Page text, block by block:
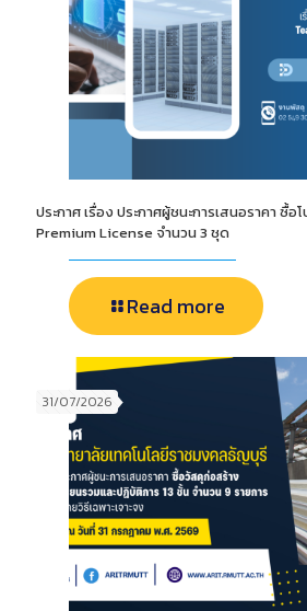
ประกาศ เรื่อง ประกาศผู้ชนะการเสนอราคา ซื้
Premium License จำนวน 3 ชุด
Read more
31/07/2026